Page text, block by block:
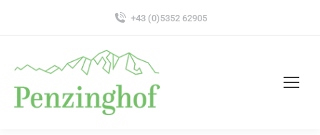
+43 (0)5352 62905